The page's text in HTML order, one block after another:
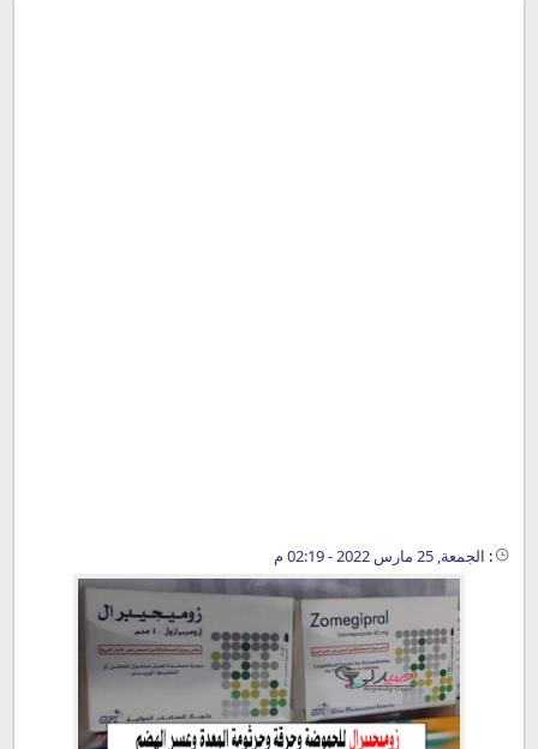
: الجمعة, 25 مارس 2022 - 02:19 م